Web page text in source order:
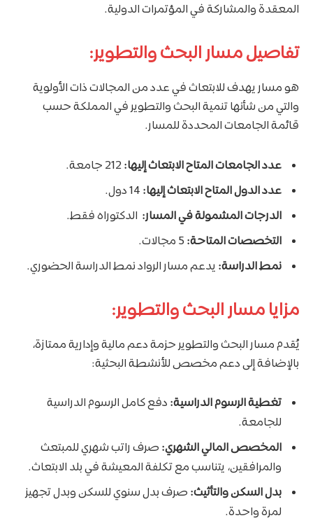
المعقدة والمشاركة في المؤتمرات الدولية.
تفاصيل مسار البحث والتطوير:
هو مسار يهدف للابتعاث في عدد من المجالات ذات الأولوية
والتي من شأنها تنمية البحث والتطوير في المملكة حسب
قائمة الجامعات المحددة للمسار​.
عدد الجامعات المتاح الابتعاث إليها:212 جامعة.
عدد الدول المتاح الابتعاث إليها: 14 دول.
الدرجات المشمولة في المسار: الدكتوراه فقط.
التخصصات المتاحة:
نمط الدراسة: يدعم مسار الرواد نمط الدراسة الحضوري​.
مزايا مسار البحث والتطوير:
يُقدم مسار البحث والتطوير حزمة دعم مالية وإدارية ممتازة،
بالإضافة إلى دعم مخصص للأنشطة البحثية:
تغطية الرسوم الدراسية: دفع كامل الرسوم الدراسية
للجامعة.
المخصص المالي الشهري: صرف راتب شهري للمبتعث
والمرافقين، يتناسب مع تكلفة المعيشة في بلد الابتعاث.
بدل السكن والتأثيث: صرف بدل سنوي للسكن وبدل تجهيز
لمرة واحدة.